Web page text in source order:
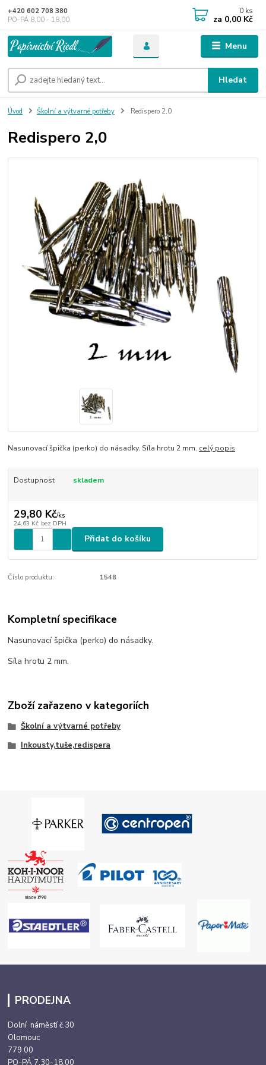
Menu
Hledat
+420 602 708 380
PO-PÁ 8,00 - 18,00
0 ks
za 0,00 Kč
Úvod Školní a výtvarné potřeby Redispero 2,0
Redispero 2,0
Nasunovací špička (perko) do násadky. Síla hrotu 2 mm. celý popis
Dostupnost skladem
29,80 Kč/ks
24,63 Kč bez DPH
Přidat do košíku
Číslo produktu: 1548
Kompletní specifikace
Nasunovací špička (perko) do násadky.
Síla hrotu 2 mm.
Zboží zařazeno v kategoriích
Školní a výtvarné potřeby
Inkousty,tuše,redispera
PRODEJNA
Dolní náměstí č.30
Olomouc
779 00
PO-PÁ 7,30-18,00